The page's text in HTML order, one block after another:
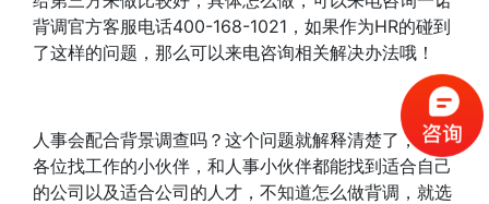
背调官方客服电话400-168-1021，如果作为HR的碰到
了这样的问题，那么可以来电咨询相关解决办法哦！
人事会配合背景调查吗？这个问题就解释清楚了，希望
各位找工作的小伙伴，和人事小伙伴都能找到适合自己
的公司以及适合公司的人才，不知道怎么做背调，就选